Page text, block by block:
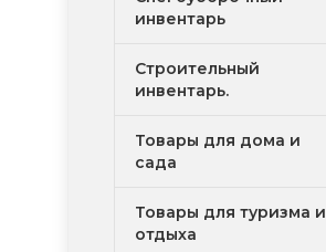
инвентарь
Строительный
инвентарь.
Товары для дома и
сада
Товары для туризма и
отдыха